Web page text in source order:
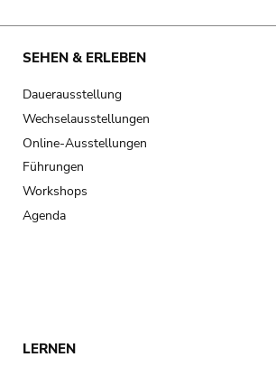
SEHEN & ERLEBEN
Dauerausstellung
Wechselausstellungen
Online-Ausstellungen
Führungen
Workshops
Agenda
LERNEN